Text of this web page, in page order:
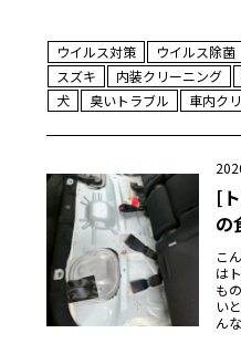
ウイルス対策 ウイルス除菌
スズキ
内装クリーニング
犬
臭いトラブル 車内ク
[
の
こ
は
も
い
ん